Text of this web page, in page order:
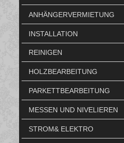
ANHÄNGERVERMIETUNG
INSTALLATION
REINIGEN
HOLZBEARBEITUNG
PARKETTBEARBEITUNG
MESSEN UND NIVELIEREN
STROM& ELEKTRO